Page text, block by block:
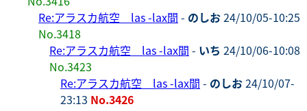
Re:アラスカ航空 las -lax間 - のしお24/10/05-10:25
No.3418
Re:アラスカ航空 las -lax間 - いち 24/10/06-10:08
No.3423
Re:アラスカ航空 las -lax間 - のしお24/10/07-
23:13 No.3426